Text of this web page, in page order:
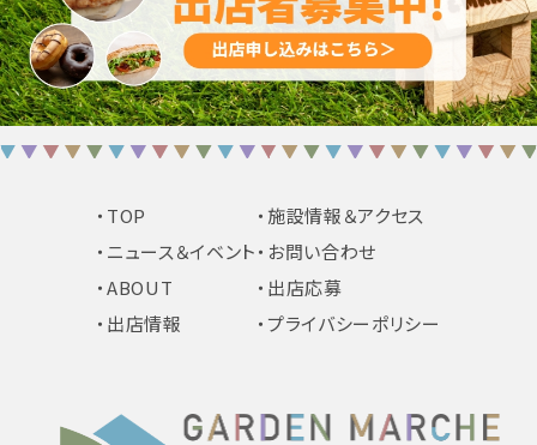
・TOP
・ニュース＆イベント
・ABOUT
・出店情報
・施設情報＆アクセス
・お問い合わせ
・出店応募
・プライバシーポリシー